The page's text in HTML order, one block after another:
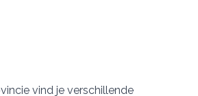
vind je verschillende